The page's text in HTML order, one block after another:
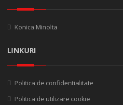
Konica Minolta
LINKURI
Politica de confidentialitate
Politica de utilizare cookie